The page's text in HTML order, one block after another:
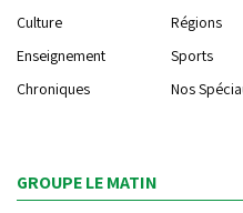
Culture
Régions
Enseignement
Sports
Chroniques
Nos
GROUPE LE MATIN